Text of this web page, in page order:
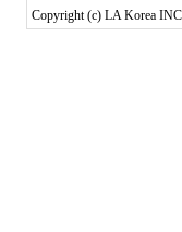
Copyright (c) LA Korea